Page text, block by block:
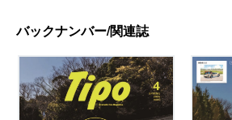
バックナンバー/関連誌